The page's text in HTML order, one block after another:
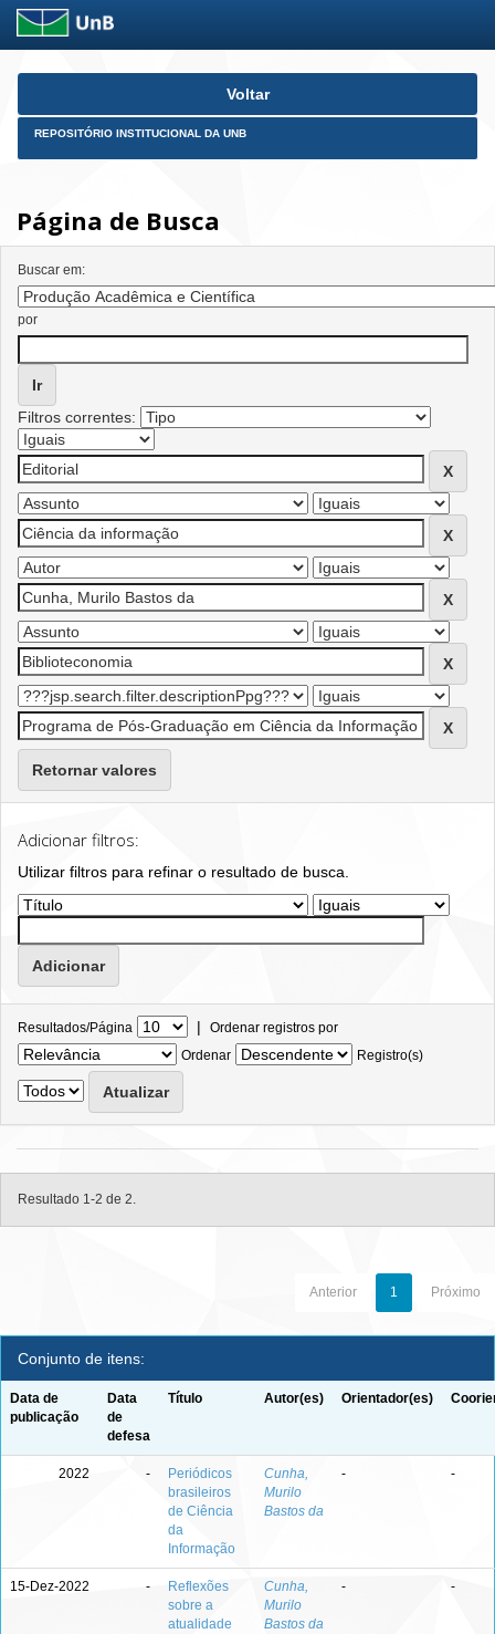
Skip
Voltar
REPOSITÓRIO INSTITUCIONAL DA UNB
Página de Busca
Buscar em:
por
Filtros correntes:
Retornar valores
Adicionar filtros:
Utilizar filtros para refinar o resultado de busca.
Resultados/Página | Ordenar registros por
Ordenar
Registro(s)
Resultado 1-2 de 2.
Anterior 1 Próximo
Conjunto de itens:
Data de
publicação
Data
de
defesa
Título Autor(es) Orientador(es)
2022 -
Periódicos
brasileiros
de Ciência
da
Informação
Cunha,
Murilo
Bastos da
- -
15-Dez-2022 -
Reflexões
sobre a
atualidade
Cunha,
Murilo
Bastos da
- -